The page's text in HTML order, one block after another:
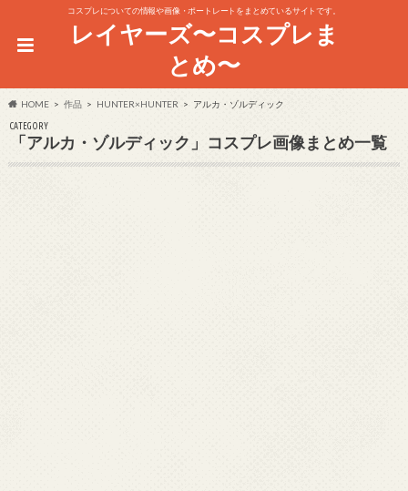
コスプレについての情報や画像・ポートレートをまとめているサイトです。
レイヤーズ〜コスプレま
とめ〜
HOME 作品 HUNTER×HUNTER アルカ・ゾルディック
CATEGORY
「アルカ・ゾルディック」コスプレ画像まとめ一覧